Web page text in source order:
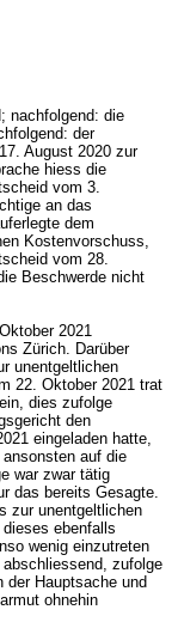
nachfolgend: die
der
August 2020 zur
hiess die
vom 3.
an das
dem
Kostenvorschuss,
vom 28.
Beschwerde nicht
2021
Zürich. Darüber
unentgeltlichen
22. Oktober 2021 trat
dies zufolge
den
eingeladen hatte,
auf die
war zwar tätig
das bereits Gesagte.
zur unentgeltlichen
ebenfalls
wenig einzutreten
zufolge
Hauptsache und
ohnehin